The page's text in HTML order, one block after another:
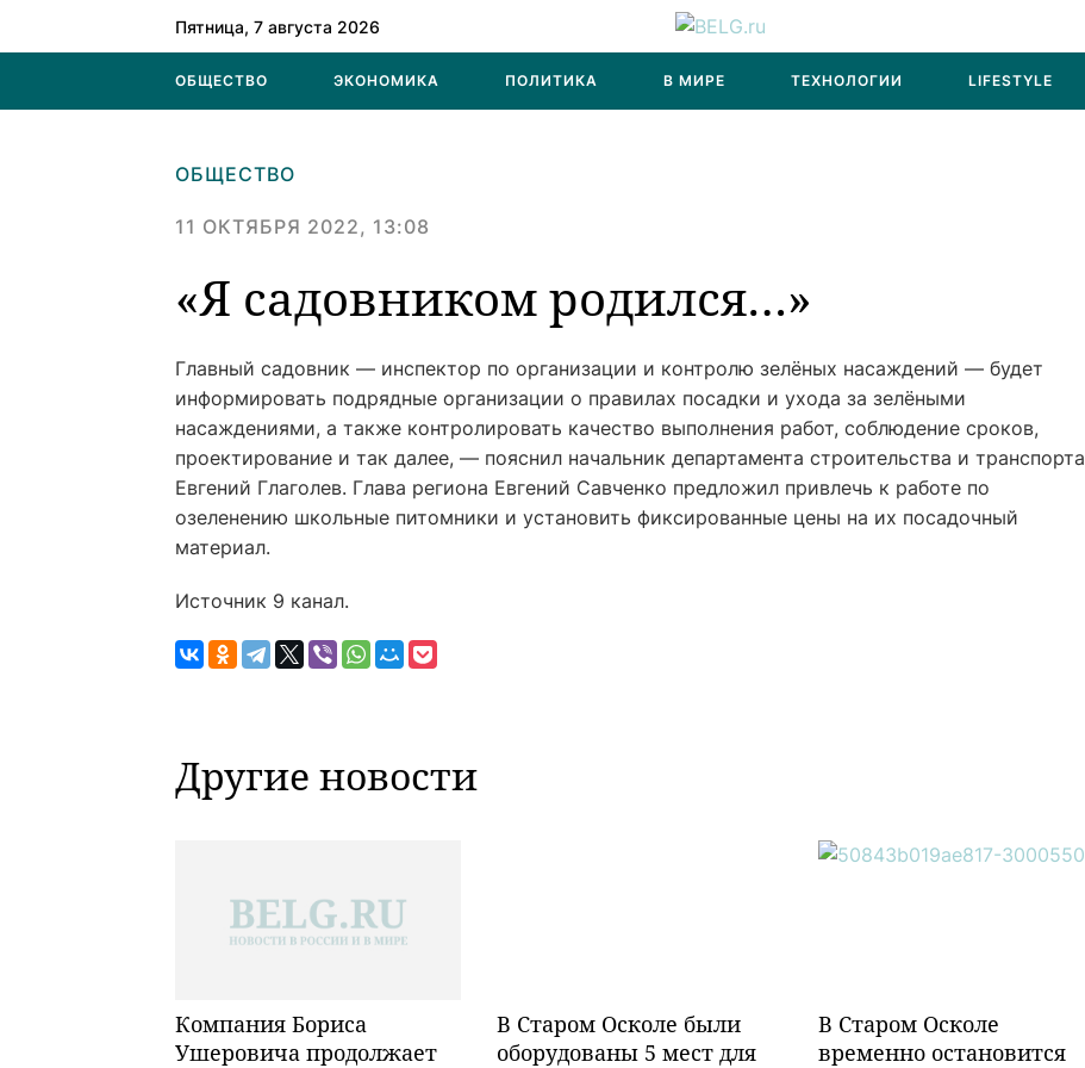
Пятница, 7 августа 2026
ОБЩЕСТВО ЭКОНОМИКА ПОЛИТИКА В МИРЕ ТЕХНОЛОГИИ LIFESTYLE
ОБЩЕСТВО
11 ОКТЯБРЯ 2022, 13:08
«Я садовником родился…»
Главный садовник — инспектор по организации и контролю зелёных насаждений — будет
информировать подрядные организации о правилах посадки и ухода за зелёными
насаждениями, а также контролировать качество выполнения работ, соблюдение сроков,
проектирование и так далее, — пояснил начальник департамента строительства и транспорта
Евгений Глаголев. Глава региона Евгений Савченко предложил привлечь к работе по
озеленению школьные питомники и установить фиксированные цены на их посадочный
материал.
Источник 9 канал.
Другие новости
Компания Бориса
Ушеровича продолжает
В Старом Осколе были
оборудованы 5 мест для
В Старом Осколе
временно остановится